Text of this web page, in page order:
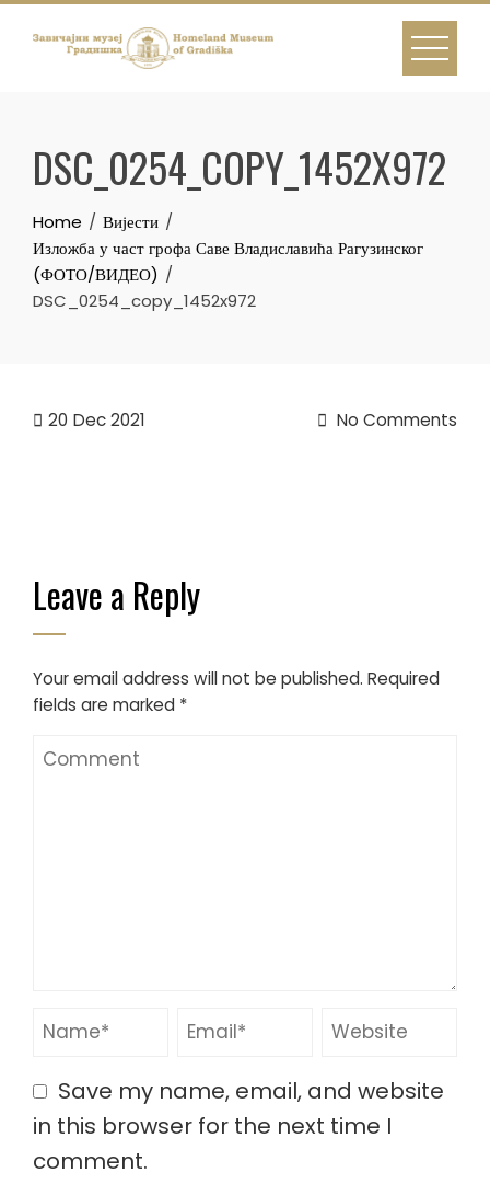
Skip
DSC_0254_COPY_1452X972
Home
Вијести
Изложба у част грофа Саве Владиславића Рагузинског
(ФОТО/ВИДЕО)
DSC_0254_copy_1452x972
20 Dec 2021 No Comments
Leave a Reply
Your email address will not be published. Required
fields are marked *
Save my name, email, and website
in this browser for the next time I
comment.